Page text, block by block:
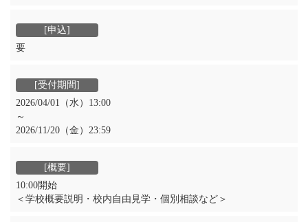
要
2026/04/01（水）13:00
～
2026/11/20（金）23:59
10:00開始
＜学校概要説明・校内自由見学・個別相談など＞